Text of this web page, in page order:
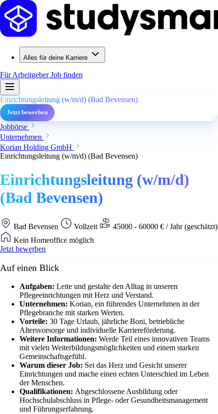
Alles für deine Karriere
Für ArbeitgeberJob finden
Einrichtungsleitung (w/m/d) (Bad Bevensen)
Jetzt bewerben
Jobbörse
Unternehmen
Korian Holding GmbH
Einrichtungsleitung (w/m/d) (Bad Bevensen)
Einrichtungsleitung (w/m/d)
(Bad Bevensen)
Bad Bevensen Vollzeit
45000 - 60000 € / Jahr (geschätzt)
Kein Homeoffice möglich
Jetzt bewerben
Auf einen Blick
Aufgaben: Leite und gestalte den Alltag in unseren
Pflegeeinrichtungen mit Herz und Verstand.
Unternehmen: Korian, ein führendes Unternehmen in der
Pflegebranche mit starken Werten.
Vorteile: 30 Tage Urlaub, jährliche Boni, betriebliche
Altersvorsorge und individuelle Karriereförderung.
Weitere Informationen: Werde Teil eines innovativen Teams
mit vielen Weiterbildungsmöglichkeiten und einem starken
Gemeinschaftsgefühl.
Warum dieser Job: Sei das Herz und Gesicht unserer
Einrichtungen und mache einen echten Unterschied im Leben
der Menschen.
Qualifikationen: Abgeschlossene Ausbildung oder
Hochschulabschluss in Pflege- oder Gesundheitsmanagement
und Führungserfahrung.